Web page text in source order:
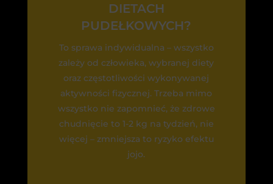
DIETACH
PUDEŁKOWYCH?
To sprawa indywidualna – wszystko
zależy od człowieka, wybranej diety
oraz częstotliwości wykonywanej
aktywności fizycznej. Trzeba mimo
wszystko nie zapomnieć, że zdrowe
chudnięcie to 1-2 kg na tydzień, nie
więcej – zmniejsza to ryzyko efektu
jojo.